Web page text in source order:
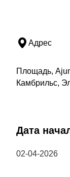
Адрес
Площадь,
Камбрильс,
Дата
02-04-2026